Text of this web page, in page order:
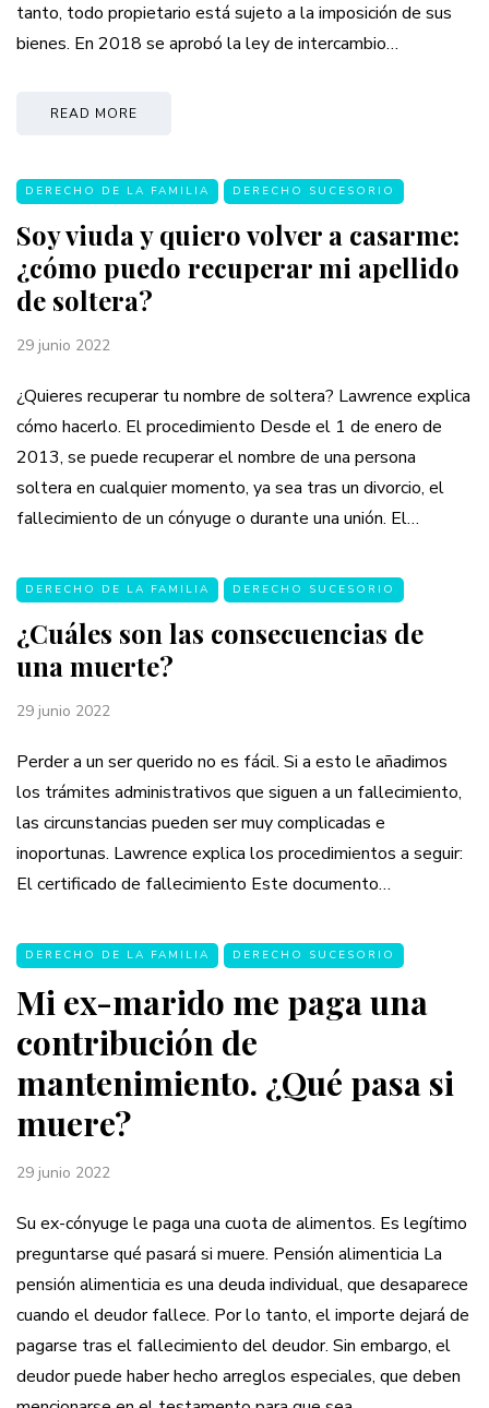
tanto, todo propietario está sujeto a la imposición de sus
bienes. En 2018 se aprobó la ley de intercambio…
READ MORE
DERECHO DE LA FAMILIA DERECHO SUCESORIO
Soy viuda y quiero volver a casarme:
¿cómo puedo recuperar mi apellido
de soltera?
29 junio 2022
¿Quieres recuperar tu nombre de soltera? Lawrence explica
cómo hacerlo. El procedimiento Desde el 1 de enero de
2013, se puede recuperar el nombre de una persona
soltera en cualquier momento, ya sea tras un divorcio, el
fallecimiento de un cónyuge o durante una unión. El…
DERECHO DE LA FAMILIA DERECHO SUCESORIO
¿Cuáles son las consecuencias de
una muerte?
29 junio 2022
Perder a un ser querido no es fácil. Si a esto le añadimos
los trámites administrativos que siguen a un fallecimiento,
las circunstancias pueden ser muy complicadas e
inoportunas. Lawrence explica los procedimientos a seguir:
El certificado de fallecimiento Este documento…
DERECHO DE LA FAMILIA DERECHO SUCESORIO
Mi ex-marido me paga una
contribución de
mantenimiento. ¿Qué pasa si
muere?
29 junio 2022
Su ex-cónyuge le paga una cuota de alimentos. Es legítimo
preguntarse qué pasará si muere. Pensión alimenticia La
pensión alimenticia es una deuda individual, que desaparece
cuando el deudor fallece. Por lo tanto, el importe dejará de
pagarse tras el fallecimiento del deudor. Sin embargo, el
deudor puede haber hecho arreglos especiales, que deben